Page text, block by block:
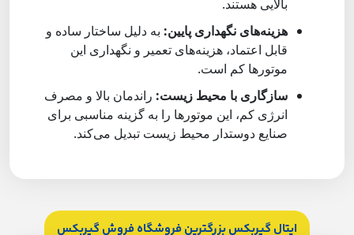
بالایی هستند.
هزینه‌های نگهداری پایین: به دلیل ساختار ساده و
قابل اعتماد، هزینه‌های تعمیر و نگهداری این
موتورها کم است.
سازگاری با محیط زیست: راندمان بالا و مصرف
انرژی کم، این موتورها را به گزینه مناسبی برای
صنایع دوستدار محیط زیست تبدیل می‌کند.
ایتال گیربکس بزرگترین فروشگاه فروش گیربکس